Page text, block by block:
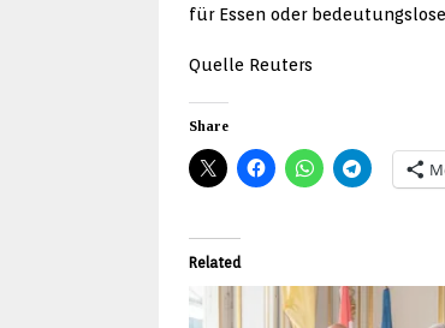
für Essen oder
Quelle Reuters
Share
Related